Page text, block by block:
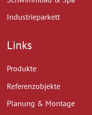
Industrieparkett
Links
Produkte
Referenzobjekte
Planung & Montage